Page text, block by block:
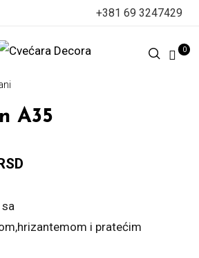
+381 69 3247429
0
A35
i pratećim